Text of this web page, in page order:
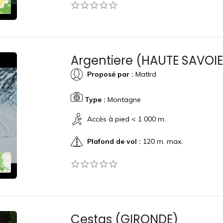
Argentiere (HAUTE
Proposé par : Matlrd
Type : Montagne
Accès à pied < 1 000 m.
Plafond de vol : 120 m. max.
Cestas (GIRONDE)